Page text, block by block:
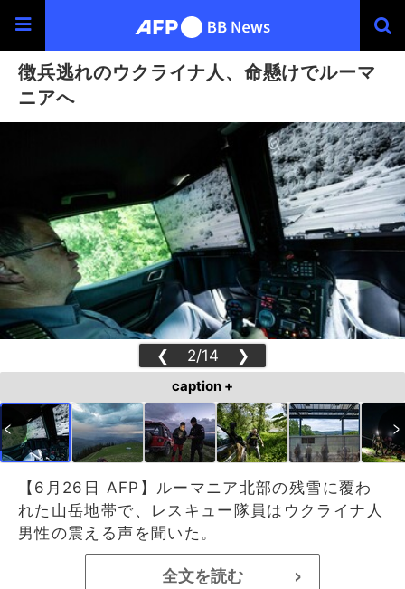
徴兵逃れのウクライナ人、命懸けでルーマ
ニアへ
❮ 2/14 ❯
caption +
【6月26日 AFP】ルーマニア北部の残雪に覆わ
れた山岳地帯で、レスキュー隊員はウクライナ人
男性の震える声を聞いた。
全文を読む >